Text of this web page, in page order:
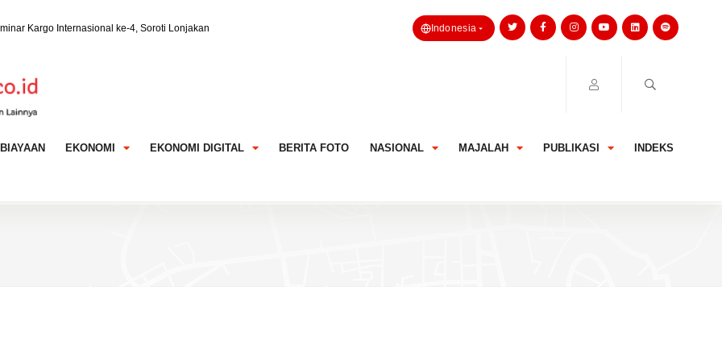
Kualitas Investor
Catatkan Hasil Positif
Tembus 30 Juta Orang
Indonesia
EKONOMI EKONOMI DIGITAL BERITA FOTO NASIONAL MAJALAH PUBLIKASI INDEKS